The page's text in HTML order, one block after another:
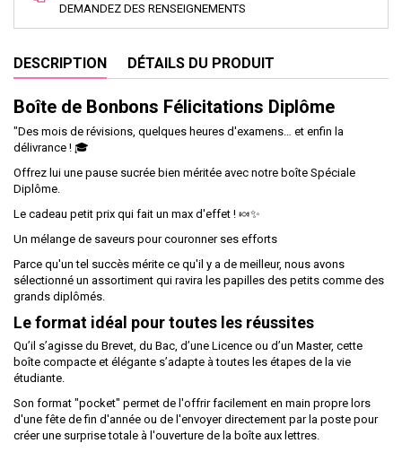
DEMANDEZ DES RENSEIGNEMENTS
DESCRIPTION DÉTAILS DU PRODUIT
Boîte de Bonbons Félicitations Diplôme
"Des mois de révisions, quelques heures d'examens… et enfin la
délivrance ! 🎓
Offrez lui une pause sucrée bien méritée avec notre boîte Spéciale
Diplôme.
Le cadeau petit prix qui fait un max d'effet ! 🍬✨
Un mélange de saveurs pour couronner ses efforts
Parce qu'un tel succès mérite ce qu'il y a de meilleur, nous avons
sélectionné un assortiment qui ravira les papilles des petits comme des
grands diplômés.
Le format idéal pour toutes les réussites
Qu’il s’agisse du Brevet, du Bac, d’une Licence ou d’un Master, cette
boîte compacte et élégante s’adapte à toutes les étapes de la vie
étudiante.
Son format "pocket" permet de l'offrir facilement en main propre lors
d'une fête de fin d'année ou de l'envoyer directement par la poste pour
créer une surprise totale à l'ouverture de la boîte aux lettres.